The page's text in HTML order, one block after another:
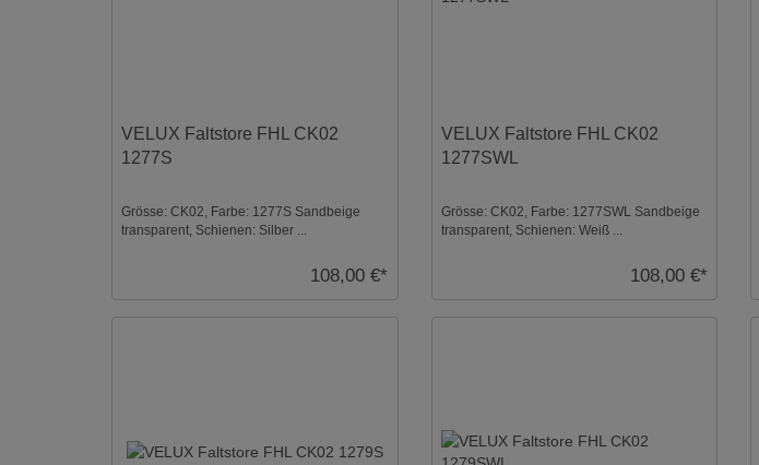
VELUX Faltstore FHL CK02
1277S
Grösse: CK02, Farbe: 1277S Sandbeige
transparent, Schienen: Silber ...
108,00 €*
VELUX Faltstore FHL CK02
1277SWL
Grösse: CK02, Farbe: 1277SWL Sandbeige
transparent, Schienen: Weiß ...
108,00 €*